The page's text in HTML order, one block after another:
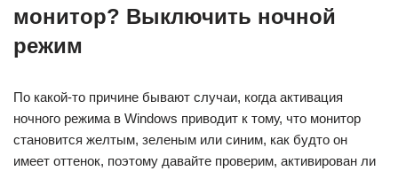
монитор? Выключить ночной
режим
По какой-то причине бывают случаи, когда активация
ночного режима в Windows приводит к тому, что монитор
становится желтым, зеленым или синим, как будто он
имеет оттенок, поэтому давайте проверим, активирован ли